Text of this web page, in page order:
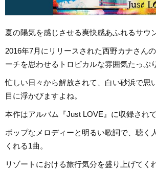
夏の陽気を感じさせる爽快感あふれるサウ
2016年7月にリリースされた西野カナさん
ーチを思わせるトロピカルな雰囲気たっぷり
忙しい日々から解放されて、白い砂浜で思
目に浮かびますよね。
本作はアルバム『Just LOVE』に収録されて
ポップなメロディーと明るい歌詞で、聴く
くれる1曲。
リゾートにおける旅行気分を盛り上げてく